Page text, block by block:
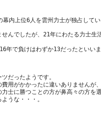
んでしたが、21年にわたる力士生
だったようです。
用がかかったに違いありませんが
士に勝つことの方が鼻高々の方を